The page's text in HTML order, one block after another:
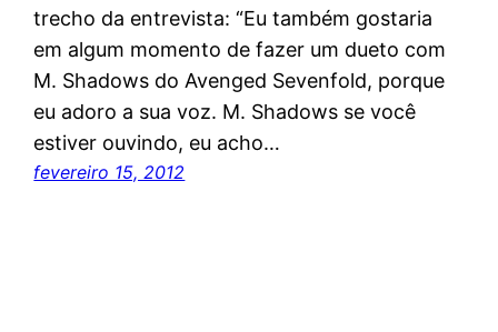
trecho da entrevista: “Eu também gostaria
em algum momento de fazer um dueto com
M. Shadows do Avenged Sevenfold, porque
eu adoro a sua voz. M. Shadows se você
estiver ouvindo, eu acho…
fevereiro 15, 2012